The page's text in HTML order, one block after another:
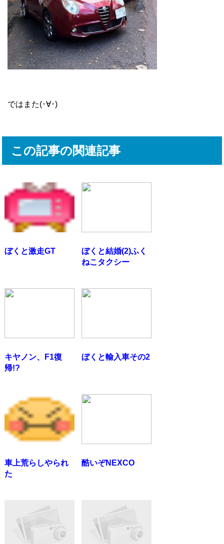
ではまた(･∀･)
この記事の関連記事
ぼくと激走GT
ぼくと結婚(2)ふく
ねこタクシー
キヤノン、F1復
帰!?
ぼくと輸入車その2
車上荒らしやられ
た
酷いぞNEXCO